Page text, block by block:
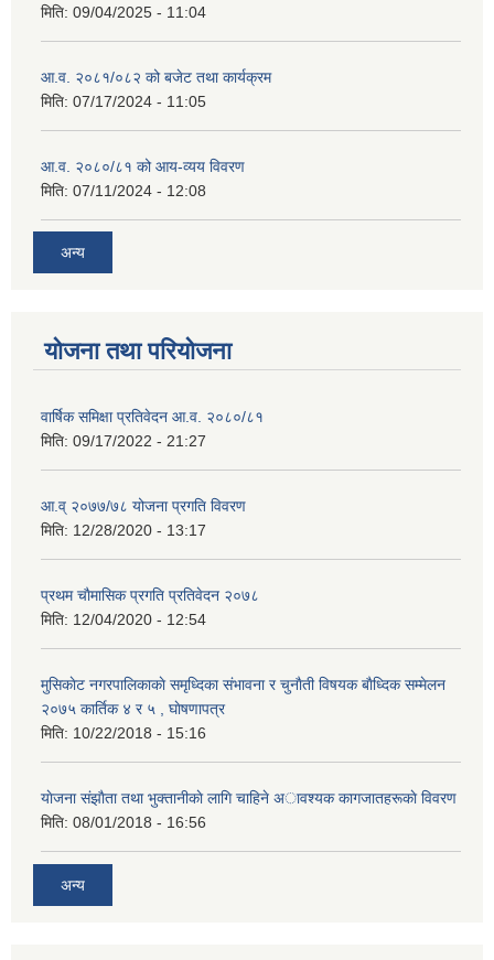
मिति: 09/04/2025 - 11:04
आ.व. २०८१/०८२ को बजेट तथा कार्यक्रम
मिति: 07/17/2024 - 11:05
आ.व. २०८०/८१ को आय-व्यय विवरण
मिति: 07/11/2024 - 12:08
अन्य
योजना तथा परियोजना
वार्षिक समिक्षा प्रतिवेदन आ.व. २०८०/८१
मिति: 09/17/2022 - 21:27
आ.व् २०७७/७८ योजना प्रगति विवरण
मिति: 12/28/2020 - 13:17
प्रथम चाैमासिक प्रगति प्रतिवेदन २०७८
मिति: 12/04/2020 - 12:54
मुसिकाेट नगरपालिकाकाे समृध्दिका संभावना र चुनाैती विषयक बाैध्दिक सम्मेलन
२०७५ कार्तिक ४ र ५ , घाेषणापत्र
मिति: 10/22/2018 - 15:16
याेजना संझाैता तथा भुक्तानीकाे लागि चाहिने अावश्यक कागजातहरूकाे विवरण
मिति: 08/01/2018 - 16:56
अन्य